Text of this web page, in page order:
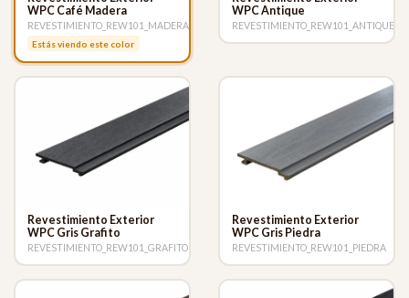
WPC Café Madera
REVESTIMIENTO_REW101_MADERA
Estás viendo este color
WPC Antique
REVESTIMIENTO_REW101_ANTIQUE
Revestimiento Exterior
WPC Gris Grafito
REVESTIMIENTO_REW101_GRAFITO
Revestimiento Exterior
WPC Gris Piedra
REVESTIMIENTO_REW101_PIEDRA